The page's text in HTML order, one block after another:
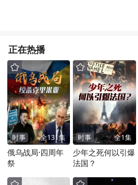
正在热播
时事 全131集
俄乌战局·四周年
祭
时事 全1集
少年之死何以引爆
法国？